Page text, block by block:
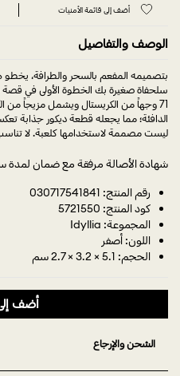
أضف إلى قائمة الأمنيات
الوصف والتفاصيل
بتصميمه المفعم بالسحر والطرافة،
سلحفاة صغيرة بك الخطوة الأولى في
71 وجهاً من الكريستال ويشمل مزيجاً من
الدافئة؛ مما يجعله قطعة ديكور جذابة
ليست مصممة لاستخدامها كلعبة. لا تناسب
شهادة الأصالة مرفقة مع ضمان لمدة
رقم المنتج: 030717541841
كود المنتج: 5721550
المجموعة: Idyllia
اللون: أصفر
الحجم: 5.1 × 3.2 × 2.7 سم
أضف
الشحن والإرجاع